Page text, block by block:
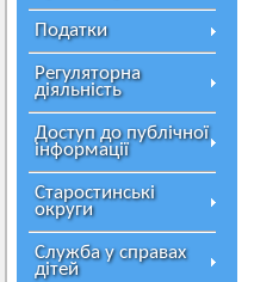
Податки
Регуляторна
діяльність
Доступ до публічної
інформації
Старостинські
округи
Служба у справах
дітей